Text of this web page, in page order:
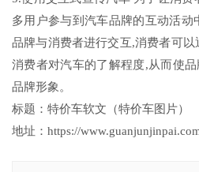
多用户参与到汽车品牌的互动活
品牌与消费者进行交互,消费者可
消费者对汽车的了解程度,从而使
品牌形象。
标题：特价车软文（特价车图片）
地址：https://